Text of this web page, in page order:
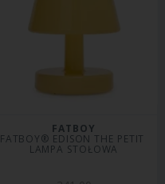
FATBOY
FATBOY® EDISON THE PETIT
LAMPA STOŁOWA